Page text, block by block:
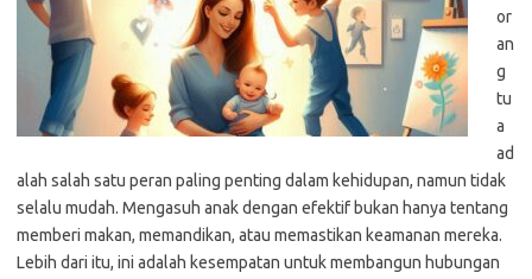
or
an
g
tu
a
ad
alah salah satu peran paling penting dalam kehidupan, namun tidak
selalu mudah. Mengasuh anak dengan efektif bukan hanya tentang
memberi makan, memandikan, atau memastikan keamanan mereka.
Lebih dari itu, ini adalah kesempatan untuk membangun hubungan